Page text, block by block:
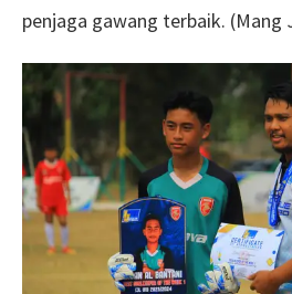
penjaga gawang terbaik. (Mang